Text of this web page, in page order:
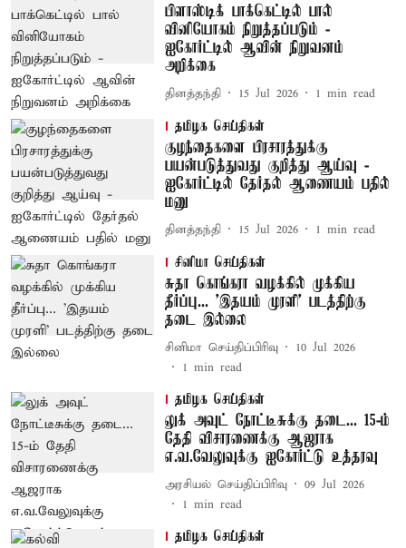
பிளாஸ்டிக் பாக்கெட்டில் பால்
வினியோகம் நிறுத்தப்படும் -
ஐகோர்ட்டில் ஆவின் நிறுவனம்
அறிக்கை
தினத்தந்தி 15 Jul 2026 1 min read
தமிழக செய்திகள்
குழந்தைகளை பிரசாரத்துக்கு
பயன்படுத்துவது குறித்து ஆய்வு -
ஐகோர்ட்டில் தேர்தல் ஆணையம் பதில்
மனு
தினத்தந்தி 15 Jul 2026 1 min read
சினிமா செய்திகள்
சுதா கொங்கரா வழக்கில் முக்கிய
தீர்ப்பு... 'இதயம் முரளி' படத்திற்கு
தடை இல்லை
சினிமா செய்திப்பிரிவு
10 Jul 2026
1 min read
தமிழக செய்திகள்
லுக் அவுட் நோட்டீசுக்கு தடை... 15-ம்
தேதி விசாரணைக்கு ஆஜராக
எ.வ.வேலுவுக்கு ஐகோர்ட்டு உத்தரவு
அரசியல் செய்திப்பிரிவு
09 Jul 2026
1 min read
தமிழக செய்திகள்